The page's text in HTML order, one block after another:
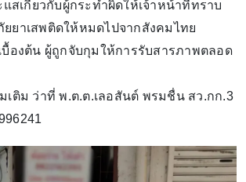
แสเกี่ยวกับผู้กระทำผิดให้เจ้าหน้าที่ทราบ
ยยาเสพติดให้หมดไปจากสังคมไทย
บื้องต้น ผู้ถูกจับกุมให้การรับสารภาพตลอด
เติม ว่าที่ พ.ต.ต.เลอสันต์ พรมชื่น สว.กก.3